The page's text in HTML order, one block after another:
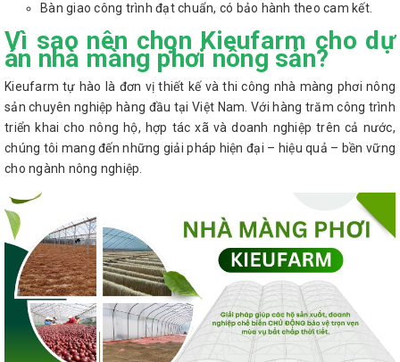
Bàn giao công trình đạt chuẩn, có bảo hành theo cam kết.
Vì sao nên chọn Kieufarm cho dự
án nhà màng phơi nông sản?
Kieufarm tự hào là đơn vị thiết kế và thi công nhà màng phơi nông
sản chuyên nghiệp hàng đầu tại Việt Nam. Với hàng trăm công trình
triển khai cho nông hộ, hợp tác xã và doanh nghiệp trên cả nước,
chúng tôi mang đến những giải pháp hiện đại – hiệu quả – bền vững
cho ngành nông nghiệp.